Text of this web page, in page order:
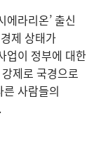
에라리온’ 출신
제 상태가
업이 정부에 대한
제로 국경으로
사람들의